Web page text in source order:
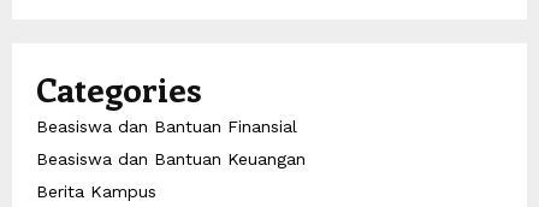
Categories
Beasiswa dan Bantuan Finansial
Beasiswa dan Bantuan Keuangan
Berita Kampus